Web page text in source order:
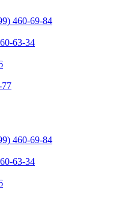
460-69-84
63-34
77
460-69-84
63-34